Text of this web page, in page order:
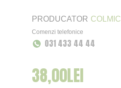
PRODUCATOR COLMIC
Comenzi telefonice
031 433 44 44
38,00LEI